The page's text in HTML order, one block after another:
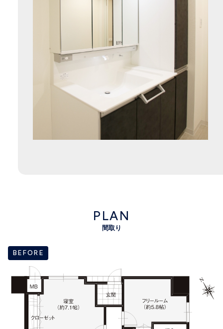
PLAN
間取り
BEFORE